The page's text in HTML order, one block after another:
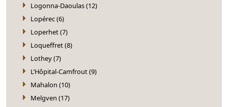
Logonna-Daoulas (12)
Lopérec (6)
Loperhet (7)
Loqueffret (8)
Lothey (7)
L’Hôpital-Camfrout (9)
Mahalon (10)
Melgven (17)